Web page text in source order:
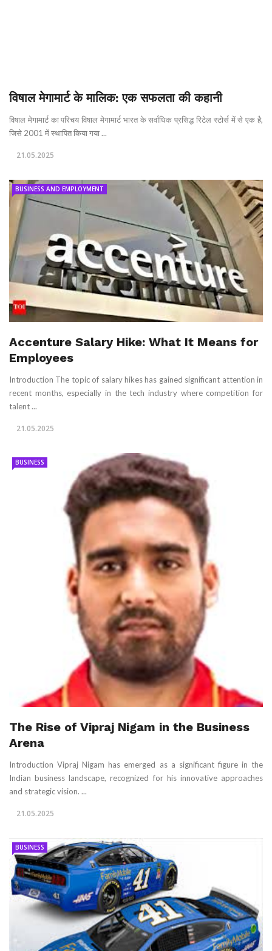
विषाल मेगामार्ट के मालिक: एक सफलता की कहानी
विषाल मेगामार्ट का परिचय विषाल मेगामार्ट भारत के सर्वाधिक प्रसिद्ध रिटेल स्टोर्स में से एक है,
जिसे 2001 में स्थापित किया गया ...
21.05.2025
BUSINESS AND EMPLOYMENT
Accenture Salary Hike: What It Means for
Employees
Introduction The topic of salary hikes has gained significant attention in
recent months, especially in the tech industry where competition for
talent ...
21.05.2025
BUSINESS
The Rise of Vipraj Nigam in the Business
Arena
Introduction Vipraj Nigam has emerged as a significant figure in the
Indian business landscape, recognized for his innovative approaches
and strategic vision. ...
21.05.2025
BUSINESS